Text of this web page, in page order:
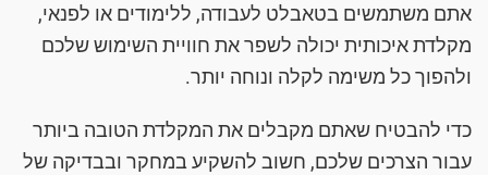
אתם משתמשים בטאבלט לעבודה, ללימודים או לפנאי,
מקלדת איכותית יכולה לשפר את חוויית השימוש שלכם
ולהפוך כל משימה לקלה ונוחה יותר.
כדי להבטיח שאתם מקבלים את המקלדת הטובה ביותר
עבור הצרכים שלכם, חשוב להשקיע במחקר ובבדיקה של